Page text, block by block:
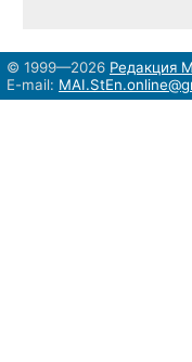
© 1999—2026 Редакция
E-mail: